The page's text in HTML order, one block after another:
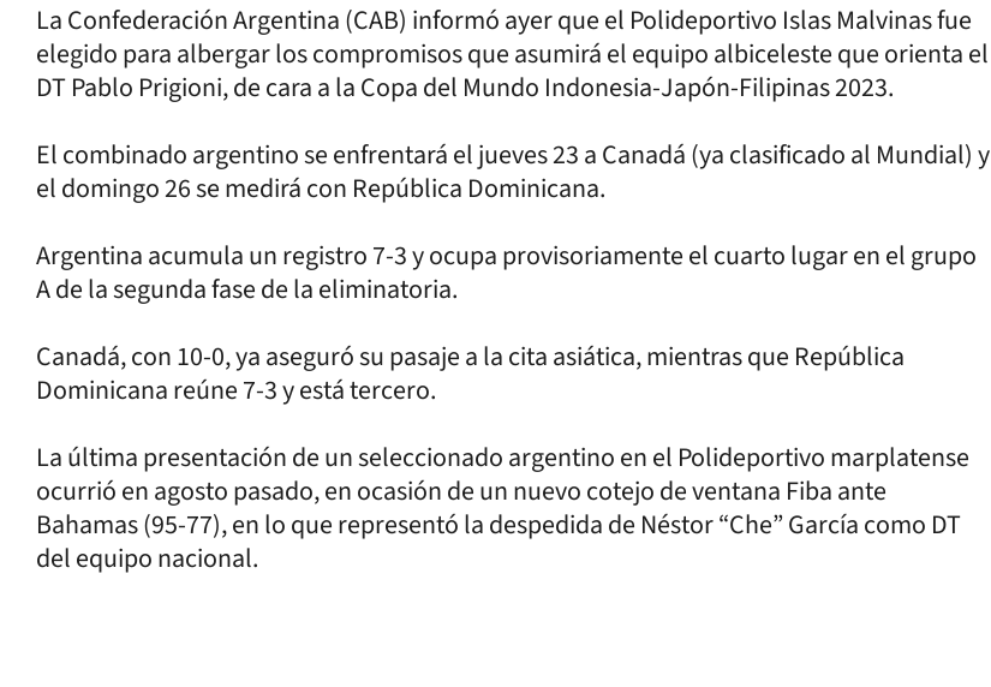
La Confederación Argentina (CAB) informó ayer que el Polideportivo Islas Malvinas fue
elegido para albergar los compromisos que asumirá el equipo albiceleste que orienta el
DT Pablo Prigioni, de cara a la Copa del Mundo Indonesia-Japón-Filipinas 2023.
El combinado argentino se enfrentará el jueves 23 a Canadá (ya clasificado al Mundial) y
el domingo 26 se medirá con República Dominicana.
Argentina acumula un registro 7-3 y ocupa provisoriamente el cuarto lugar en el grupo
A de la segunda fase de la eliminatoria.
Canadá, con 10-0, ya aseguró su pasaje a la cita asiática, mientras que República
Dominicana reúne 7-3 y está tercero.
La última presentación de un seleccionado argentino en el Polideportivo marplatense
ocurrió en agosto pasado, en ocasión de un nuevo cotejo de ventana Fiba ante
Bahamas (95-77), en lo que representó la despedida de Néstor “Che” García como DT
del equipo nacional.